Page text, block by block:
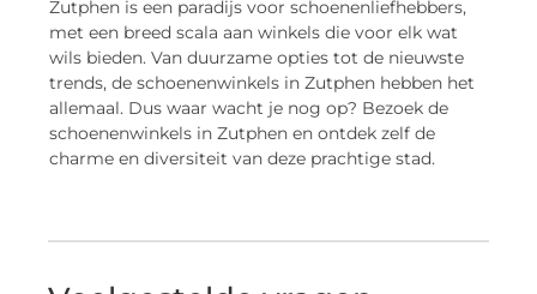
Zutphen is een paradijs voor schoenenliefhebbers,
met een breed scala aan winkels die voor elk wat
wils bieden. Van duurzame opties tot de nieuwste
trends, de schoenenwinkels in Zutphen hebben het
allemaal. Dus waar wacht je nog op? Bezoek de
schoenenwinkels in Zutphen en ontdek zelf de
charme en diversiteit van deze prachtige stad.